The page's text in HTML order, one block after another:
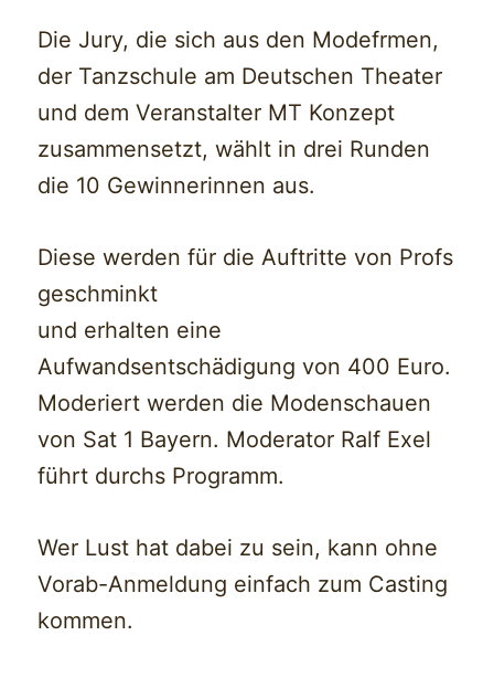
Die Jury, die sich aus den Modefrmen,
der Tanzschule am Deutschen Theater
und dem Veranstalter MT Konzept
zusammensetzt, wählt in drei Runden
die 10 Gewinnerinnen aus.
Diese werden für die Auftritte von Profs
geschminkt
und erhalten eine
Aufwandsentschädigung von 400 Euro.
Moderiert werden die Modenschauen
von Sat 1 Bayern. Moderator Ralf Exel
führt durchs Programm.
Wer Lust hat dabei zu sein, kann ohne
Vorab-Anmeldung einfach zum Casting
kommen.